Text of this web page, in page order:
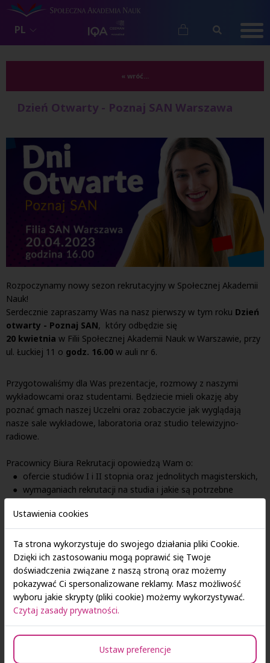
PL
« wróć...
Dzień Otwarty - Poznaj SAN Warszawa
Rozpoczynamy nowy sezon rekrutacyjny w Społecznej Akademii
Nauk!
Serdecznie zapraszamy Was na nasz pierwszy w tym roku Dzień
otwarty - Poznaj SAN, który odbędzie się
20 kwietnia w Filii Społecznej Akademii Nauk w Warszawie, przy
ul. Łuckiej 11 o godz. 16.00 w auli nr 6.
Przygotowaliśmy dla Was prezentacje, rozmowy z naszymi
wykładowcami oraz studentami. Będziecie mieli okazję aby
poznać gmach naszej Uczelni oraz zobaczycie jak wyglądają
nasze sale wykładowe, laboratoria oraz studio telewizyjno-
radiowe.
Pracownicy Biura Rekrutacji opowiedzą Wam o:
ofercie studiów I i II stopnia oraz jednolitych magisterskich,
wymaganiach rekrutacji na studia i jakie są potrzebne
dokumenty,
opłatach kwalifikacyjnych i czesnym za studia,
promocjach i obniżkach, z których możesz skorzystać,
stypendiach oraz programie Erasmus+.
Osoby chcące wziąć udział w Dniach otwartych zapraszamy do
wypełnienia formularza zapisu poniżej strony.
Termin przyjmowania zgłoszeń: do 20.04.2023 r.
*Dla osób, które wezmą udział w wydarzeniu mamy
przygotowaną niespodziankę!
Ustawienia cookies
Ta strona wykorzystuje do swojego działania pliki Cookie.
Dzięki ich zastosowaniu mogą poprawić się Twoje
doświadczenia związane z naszą stroną oraz możemy
pokazywać Ci spersonalizowane reklamy. Masz możliwość
wyboru jakie skrypty (pliki cookie) możemy wykorzystywać.
Czytaj zasady prywatności.
Ustaw preferencje